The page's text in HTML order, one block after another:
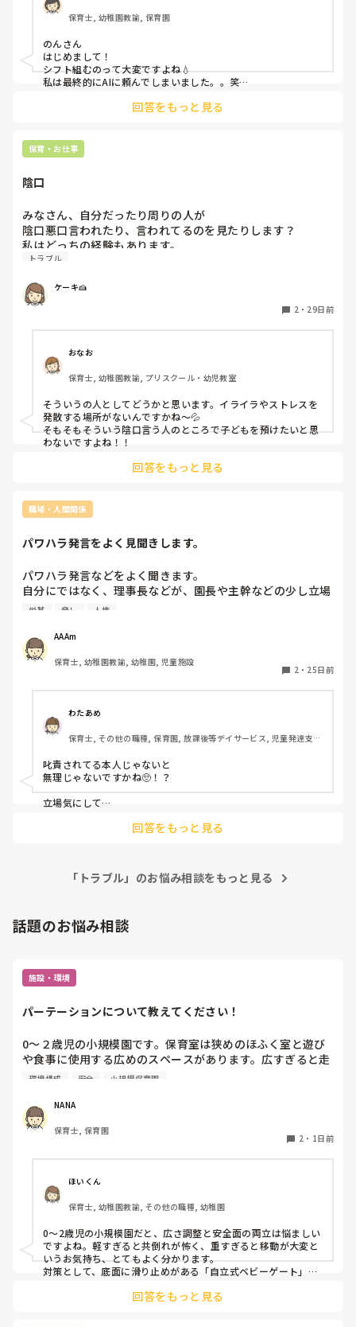
点張りです。
産休育休中の保護者にお休みのご協力をしてもらえないか？
と打診したところ役所に通報され園長が配置基準は満たして
いるのに職員が勝手に保護者にお願いしたと言われてしまい
お休みのご協力はしてもらわないという事になりました、保
護者にお願いしてしまった私たちが悪かったのは重々承知し
だけると助かります😭
保育士, 幼稚園教諭, 保育園
のんさん
はじめまして！
シフト組むのって大変ですよね💧
私は最終的にAIに頼んでしまいました。。笑
お子様の年齢のカウントの仕方が異なってくると思うので確認
園全体(総園児数と職員数？)なのかクラス編成？によって足り
ないのか？
な風に言いませんが)異年齢保育でどうにかやっていました。
異年齢の素晴らしさを謳っていましたけど、理由は足りないか
らです。
時短じゃない人たちの負担が大きく、不満がたまらないか心配
になってしまいますね。残業必須は最終手段にしたいところで
育休中の保護者に方へのお願いは残念でしたね。私はターゲッ
トを絞らずに職員の有給取得にためにお休み取れる方は早めに
方は育休中の方が多かったです。でも実は配置のためでしたけ
どね！笑
園長が話にならないのであれば、法人の方へ連絡とか出来ない
でしょうか？公立ですか？
資格の有無に関わらず園長にも協力していただかないと、、そ
れが園長の仕事でもあるのですから。
どっかの園で職員が一斉に退職したことがありましたが、そん
な風にならないと良いですね。かわいい子どもたちのため
回答をもっと見る
保育・お仕事
陰口
みなさん、自分だったり周りの人が
陰口悪口言われたり、言われてるのを見たりします？
私はどっちの経験もあります。
1人で子ども見なきゃねとか言われたり、
「えぇ、〇〇先生と〇〇先生どっちもこの日時短なの？」自
分だって、その日時短なのに
「〇〇先生〜がへったくそ。みんなで言ってやりませ
とか、、
なんだかこどものようなことを、する先生は
どこにでもいるんだなと
トラブル
ケーキ🍰
2・ 29日前
おなお
保育士, 幼稚園教諭, プリスクール・幼児教室
そういうの人としてどうかと思います。イライラやストレスを
発散する場所がないんですかね〜💦
そもそもそういう陰口言う人のところで子どもを預けたいと思
わないですよね！！
回答をもっと見る
職場・人間関係
パワハラ発言をよく見聞きします。
パワハラ発言などをよく聞きます。
自分にではなく、理事長などが、園長や主幹などの少し立場
ある先生に、事務室の保護者からも見えるところで叱責して
勤するのに、、と士気が下がります。
労基などに訴える？？などという意見も他の先生からチラホ
ラ上がってますが、録音や動画などの証拠がありません。
提出すれば、理事長が少しでもマズい、と思ってくれるでし
ょうか。。
こちら、社会福祉法人です。
労基 脅し 人権
AAAm
保育士, 幼稚園教諭, 幼稚園, 児童施設
2・ 25日前
わたあめ
保育士, その他の職種, 保育園, 放課後等デイサービス, 児童発達支援
叱責されてる本人じゃないと
無理じゃないですかね🥺！？
立場気にして
なんて証言されたら‥🥺 回答をもっと見る
「トラブル」のお悩み相談をもっと見る
話題のお悩み相談
施設・環境
パーテーションについて教えてください！
0〜２歳児の小規模園です。保育室は狭めのほふく室と遊び
や食事に使用する広めのスペースがあります。広すぎると走
り回ったりして落ち着かないので、活動によってパーテーシ
うな素材で軽いので、ちょっと体が当たると倒れたり、つか
まり立ちが不安定な子にとっては共倒れになったりで危険で
す。かと言って固定してしまうと活動によって柔軟に移動す
しっかりした重いものを置いていましたが、移動が大変で使
い勝手が悪く、子どもがぶつかって倒れた時に怖い思いをし
ました。
皆さんの園ではどんなもので工夫されていますか？
環境構成 安全 小規模保育園
NANA
保育士, 保育園
2 ・ 1日前
ほいくん
保育士, 幼稚園教諭, その他の職種, 幼稚園
0〜2歳児の小規模園だと、広さ調整と安全面の両立は悩ましい
ですよね。軽すぎると共倒れが怖く、重すぎると移動が大変と
いうお気持ち、とてもよく分かります。
対策として、底面に滑り止めがある「自立式ベビーゲート」な
た、ストッパー付きキャスターをつけたロー棚を仕切りにすれ
回答をもっと見る